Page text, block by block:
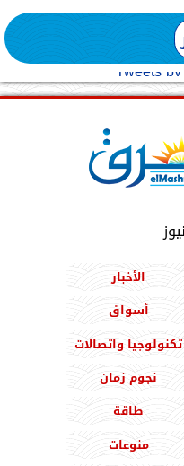
Tweets
الأخبار
أسواق
تكنولوجيا واتصالات
نجوم زمان
طاقة
منوعات